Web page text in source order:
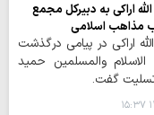
اراکی به دبیرکل مجمع
مذاهب اسلامی
اراکی در پیامی درگذشت
والمسلمین حمید
تسلیت گفت.